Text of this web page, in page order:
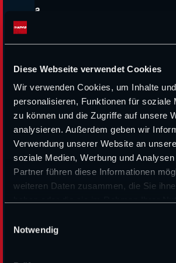
Diese Webseite verwendet Cookies
Wir verwenden Cookies, um Inhalte
personalisieren, Funktionen für soziale
zu können und die Zugriffe auf unsere
analysieren. Außerdem geben wir
Verwendung unserer Website an
soziale Medien, Werbung und
Partner führen diese Informationen
weiteren Daten zusammen, die Sie
Notwendig
a
s
i
e
e
r
r
e
i
c